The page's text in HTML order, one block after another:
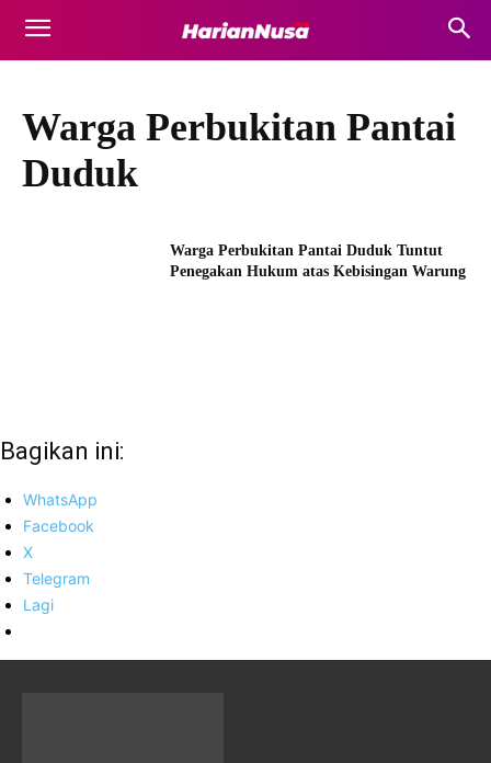
Warga Perbukitan Pantai
Duduk
Warga Perbukitan Pantai Duduk Tuntut
Penegakan Hukum atas Kebisingan Warung
Bagikan ini:
WhatsApp
Facebook
X
Telegram
Lagi